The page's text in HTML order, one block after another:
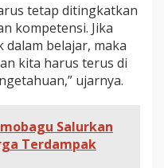
tetap ditingkatkan
kompetensi. Jika
belajar, maka
kita harus terus di
ujarnya.
Salurkan
Terdampak